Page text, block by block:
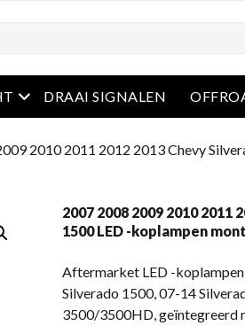
Open het menu
DRAAI SIGNALEN
2010 2011 2012 2013 Chevy
2007 2008 2009 2010 2011
1500 LED -koplampen
Aftermarket LED -
Silverado 1500, 07-14
3500/3500HD, geïntegreerd